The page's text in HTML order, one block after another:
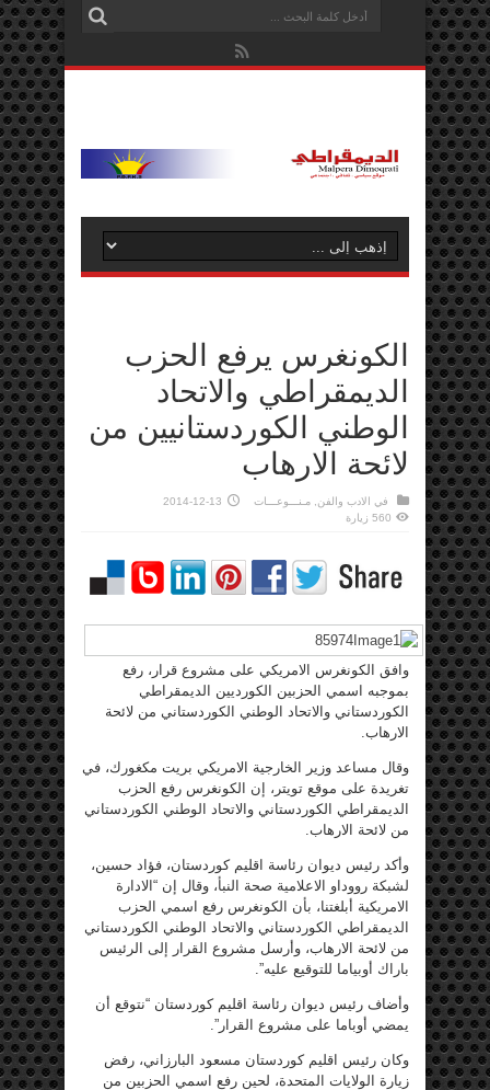
الكونغرس يرفع الحزب
الديمقراطي والاتحاد
الوطني الكوردستانيين من
لائحة الارهاب
في الادب والفن مـنـــوعـــات
2014-12-13
560 زيارة
وافق الكونغرس الامريكي على مشروع قرار، رفع
بموجبه اسمي الحزبين الكورديين الديمقراطي
الكوردستاني والاتحاد الوطني الكوردستاني من لائحة
الارهاب.
وقال مساعد وزير الخارجية الامريكي بريت مكغورك، في
تغريدة على موقع تويتر، إن الكونغرس رفع الحزب
الديمقراطي الكوردستاني والاتحاد الوطني الكوردستاني
من لائحة الارهاب.
وأكد رئيس ديوان رئاسة اقليم كوردستان، فؤاد حسين،
لشبكة رووداو الاعلامية صحة النبأ، وقال إن “الادارة
الامريكية أبلغتنا، بأن الكونغرس رفع اسمي الحزب
الديمقراطي الكوردستاني والاتحاد الوطني الكوردستاني
من لائحة الارهاب، وأرسل مشروع القرار إلى الرئيس
باراك أوبياما للتوقيع عليه”.
وأضاف رئيس ديوان رئاسة اقليم كوردستان “نتوقع أن
يمضي أوباما على مشروع القرار”.
وكان رئيس اقليم كوردستان مسعود البارزاني، رفض
زيارة الولايات المتحدة، لحين رفع اسمي الحزبين من